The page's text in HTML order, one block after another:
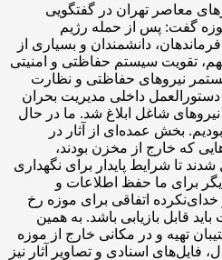
معاصر تهران در گفتگویی
گفت: پس از حمله رژیم
دانشمندان و بسیاری از
تقویت سیستم حفاظتی و امنیتی
نیروهای حفاظتی و نظارت
داخلی مدیریت بحران
شاغل ابلاغ شد. ما در حال
بخش عمده‌ای از آثار در
که خارج از مخزن بودند،
تا شرایط پایدار برای نگهداری
برای ما حفظ اطلاعات و
خدای‌نکرده اتفاقی برای موزه رخ
قابل بازیابی باشد. به همین
تهیه و در مکانی خارج از موزه
فایل‌های اسنادی و تصاویر آثار نیز